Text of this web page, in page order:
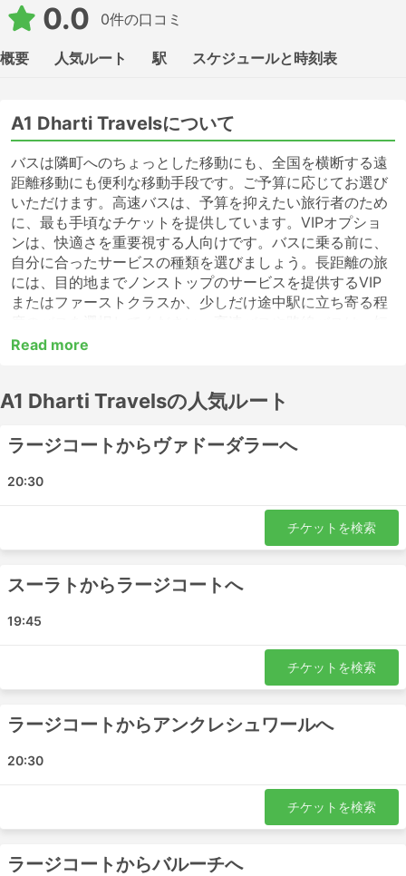
0.0 0件の口コミ
概要 人気ルート 駅 スケジュールと時刻表
A1 Dharti Travelsについて
バスは隣町へのちょっとした移動にも、全国を横断する遠
距離移動にも便利な移動手段です。ご予算に応じてお選び
いただけます。高速バスは、予算を抑えたい旅行者のため
に、最も手頃なチケットを提供しています。VIPオプショ
ンは、快適さを重要視する人向けです。バスに乗る前に、
自分に合ったサービスの種類を選びましょう。長距離の旅
には、目的地までノンストップのサービスを提供するVIP
またはファーストクラスか、少しだけ途中駅に立ち寄る程
距離の移動には適していますが、長距離の移動には適さな
意しているバスもあるので、出発前に時刻表を調べておき
ン予約しましょう。他の旅行者のレビューを参考に、最適
A1 Dharti Travelsのバスが走る主な駅はこちらです。:
Gondal
Limbdi
ヴァドダラ
Ankleshwar
ラージコート
Shapar
Vasad
Read more
A1 Dharti Travelsの人気ルート
ラージコートからヴァドーダラーへ
20:30
チケットを検索
スーラトからラージコートへ
19:45
チケットを検索
ラージコートからアンクレシュワールへ
20:30
チケットを検索
ラージコートからバルーチへ